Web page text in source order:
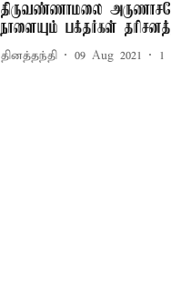
திருவண்ணாமலை
நாளையும் பக்தர்கள்
தினத்தந்தி 09 Aug 2021 1